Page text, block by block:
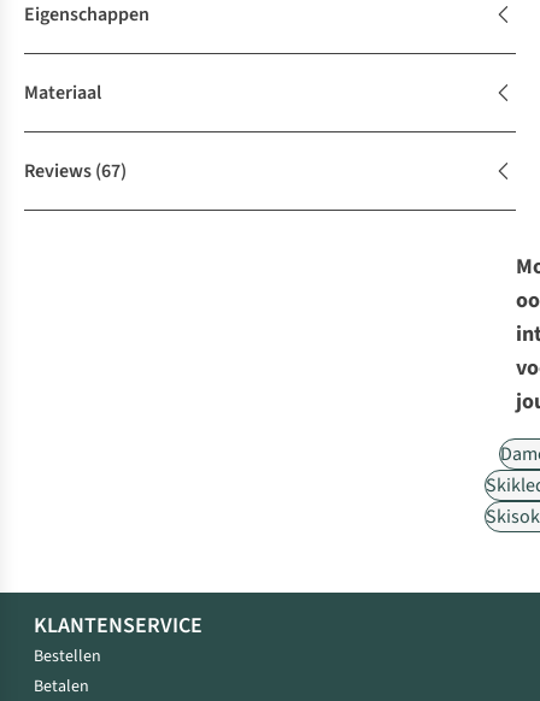
Eigenschappen
Materiaal
Reviews(67)
KLANTENSERVICE
Bestellen
Betalen